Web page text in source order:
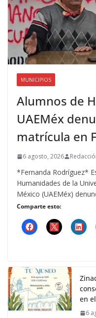
MUNICIPIOS
Alumnos de
UAEMéx
matrícula en
6 agosto, 2026
*Fernanda Rodríguez*
Humanidades de la
México (UAEMéx)
Comparte esto:
en
6